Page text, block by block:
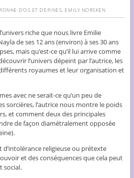
D’OS ET D’EPINES, EMILY NORSKEN
riche que nous livre Emilie
de ses 12 ans (environ) à ses 30 ans
mais qu’est-ce qu’il lui arrive comme
l’univers dépeint par l’autrice, les
royaumes et leur organisation et
avec ne serait-ce qu’un peu de
sorcières, l’autrice nous montre le poids
et comment deux des principales
de façon diamétralement opposée
d’intolérance religieuse ou prétexte
et des conséquences que cela peut
social.